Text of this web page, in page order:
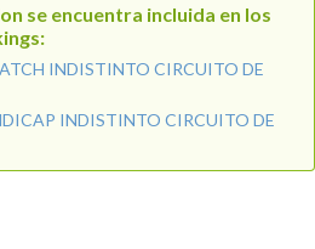
se encuentra incluida en los
INDISTINTO CIRCUITO DE
INDISTINTO CIRCUITO DE